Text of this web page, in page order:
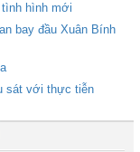
tình hình mới
bay đầu Xuân Bính
sát với thực tiễn